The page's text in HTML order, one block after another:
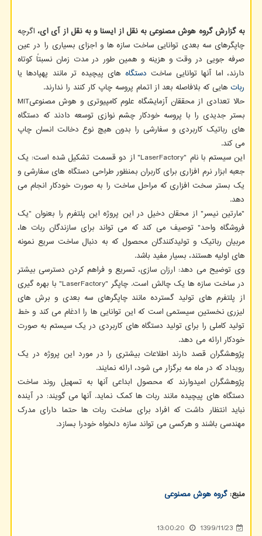
به گزارش گروه هوش مصنوعی به نقل از ایسنا و به نقل از آی ای، اگرچه
چاپگرهای سه بعدی توانایی ساخت سازه ها و اجزای بسیاری را در عین
صرفه جویی در وقت و هزینه و همین طور در مدت زمان نسبتاً کوتاه
دارند، اما آنها توانایی ساخت دستگاه های پیچیده تر مانند پهپادها یا
ربات هایی که بلافاصله بعد از اتمام پروسه چاپ کار کنند را ندارند.
حالا تعدادی از محققان آزمایشگاه علوم کامپیوتری و هوش مصنوعیMIT
بستر جدیدی را با پروسه خودکار چشم نوازی توسعه دادند که دستگاه
های رباتیک کاربردی و سفارشی را بدون هیچ نوع دخالت انسان چاپ
می کند.
این سیستم با نام "LaserFactory" از دو قسمت تشکیل شده است: یک
جعبه ابزار نرم افزاری برای کاربران بمنظور طراحی دستگاه های سفارشی و
یک بستر سخت افزاری که مراحل ساخت را به صورت خودکار انجام می
دهد.
"مارتین نیسر" از محقان دخیل در این پروژه این پلتفرم را بعنوان "یک
فروشگاه واحد" توصیف می کند که می تواند برای سازندگان ربات ها،
مربیان رباتیک و تولیدکنندگان محصول که به دنبال ساخت سریع نمونه
های اولیه هستند، بسیار مفید باشد.
وی توضیح می دهد: ارزان سازی، تسریع و فراهم کردن دسترسی بیشتر
در ساخت سازه ها یک چالش است. چاپگر "LaserFactory" با بهره گیری
از پلتفرم های تولید گسترده مانند چاپگرهای سه بعدی و برش های
لیزری نخستین سیستمی است که این توانایی ها را ادغام می کند و خط
تولید کاملی را برای تولید دستگاه های کاربردی در یک سیستم به صورت
خودکار ارائه می دهد.
پژوهشگران قصد دارند اطلاعات بیشتری را در مورد این پروژه در یک
رویداد که در ماه مه برگزار می شود، ارائه نمایند.
پژوهشگران امیدوارند که محصول ابداعی آنها به تسهیل روند ساخت
دستگاه های پیچیده مانند ربات ها کمک نماید. آنها می گویند: در آینده
نباید انتظار داشت که افراد برای ساخت ربات ها حتما دارای مدرک
مهندسی باشند و هرکسی می تواند سازه دلخواه خودرا بسازد.
منبع:گروه هوش مصنوعی
1399/11/23
13:00:20